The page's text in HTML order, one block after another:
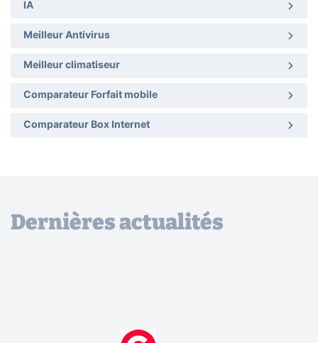
IA
Meilleur Antivirus
Meilleur climatiseur
Comparateur Forfait mobile
Comparateur Box Internet
Dernières actualités